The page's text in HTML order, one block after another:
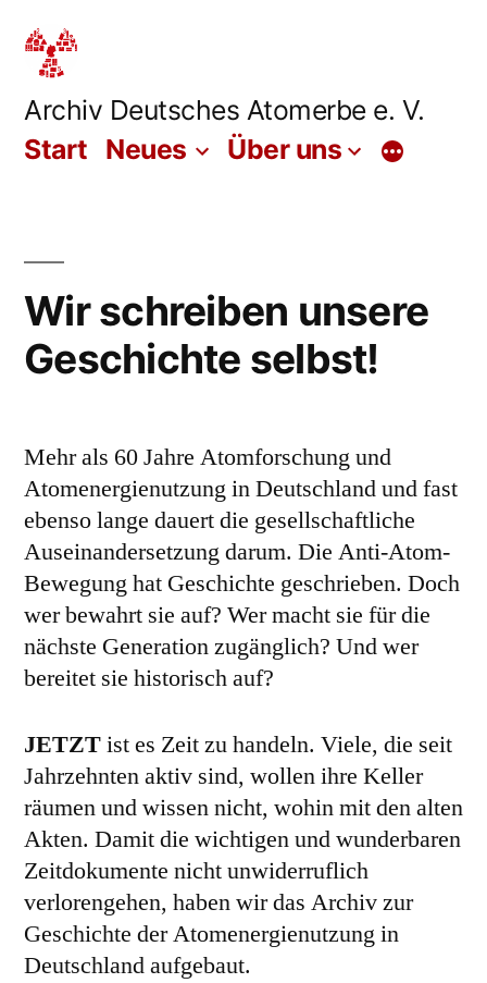
Inhalt
springen
Archiv Deutsches Atomerbe e. V.
Start Neues Über uns Mehr
Wir schreiben unsere
Geschichte selbst!
Mehr als 60 Jahre Atomforschung und
Atomenergienutzung in Deutschland und fast
ebenso lange dauert die gesellschaftliche
Auseinandersetzung darum. Die Anti-Atom-
Bewegung hat Geschichte geschrieben. Doch
wer bewahrt sie auf? Wer macht sie für die
nächste Generation zugänglich? Und wer
bereitet sie historisch auf?
JETZTist es Zeit zu handeln. Viele, die seit
Jahrzehnten aktiv sind, wollen ihre Keller
räumen und wissen nicht, wohin mit den alten
Akten. Damit die wichtigen und wunderbaren
Zeitdokumente nicht unwiderruflich
verlorengehen, haben wir das Archiv zur
Geschichte der Atomenergienutzung in
Deutschland aufgebaut.